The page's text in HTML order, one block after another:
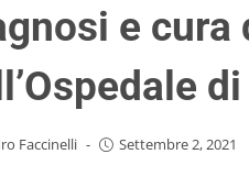
e
Faccinelli - Settembre 2, 2021